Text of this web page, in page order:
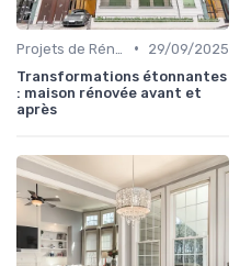
•
29/09/2025
Transformations étonnantes
: maison rénovée avant et
après